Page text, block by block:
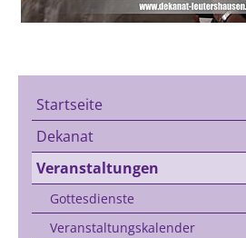
Startseite
Dekanat
Veranstaltungen
Gottesdienste
Veranstaltungskalender